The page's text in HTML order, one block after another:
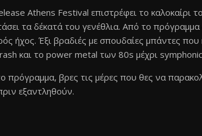
Athens Festival επιστρέφει το καλοκαίρι
τα δέκατά του γενέθλια. Από το
ήχος. Έξι βραδιές με σπουδαίες μπάντες
και το power metal των 80s μέχρι
πρόγραμμα, βρες τις μέρες που θες να
εξαντληθούν.